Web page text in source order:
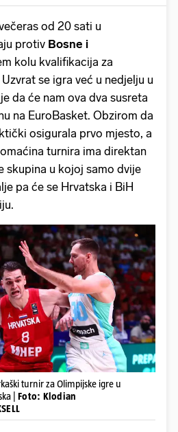
od 20 sati u
protiv Bosne i
kolu kvalifikacija za
se igra već u nedjelju u
da će nam ova dva susreta
na EuroBasket. Obzirom da
osigurala prvo mjesto, a
turnira ima direktan
skupina u kojoj samo dvije
pa će se Hrvatska i BiH
turnir za Olimpijske igre u
| Foto: Klodian